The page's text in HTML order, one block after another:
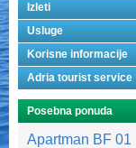
Izleti
Usluge
Korisne informacije
Adria tourist service
Posebna ponuda
Apartman BF 01